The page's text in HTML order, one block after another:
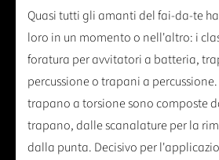
Quasi tutti gli amanti del fai-da-te
loro in un momento o nell'altro: i
foratura per avvitatori a batteria,
percussione o trapani a
trapano a torsione sono composte
trapano, dalle scanalature per la
dalla punta. Decisivo per